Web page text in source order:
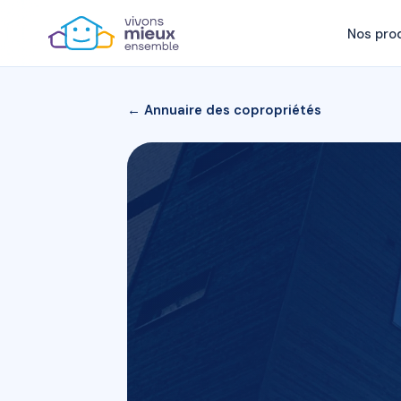
Nos
← Annuaire des copropriétés